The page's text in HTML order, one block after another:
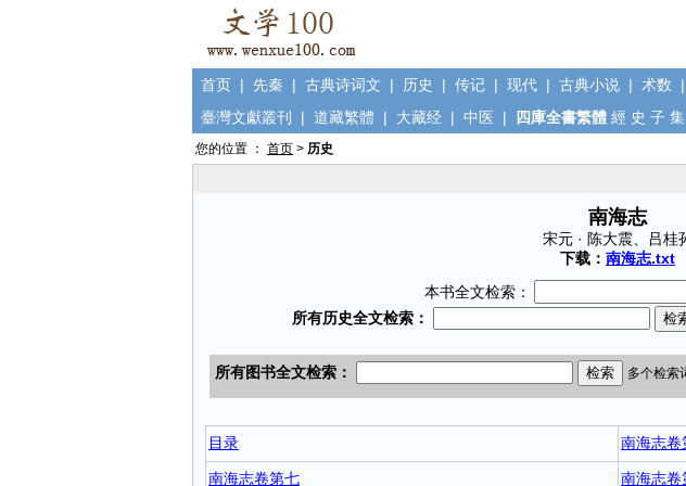
首页 | 先秦 | 古典诗词文 | 历史 | 传记 | 现代 | 古典小说 | 术数 |
臺灣文獻叢刊
| 道藏繁體 | 大藏经 | 中医 | 四庫全書繁體 經 史 子 集
您的位置 ： 首页 > 历史
南海志
宋元 · 陈大震、吕桂
下载： 南海志.txt
本书全文检索：
目录 南海志卷
南海志卷第七 南海志卷